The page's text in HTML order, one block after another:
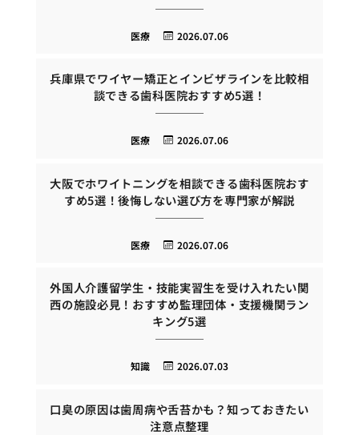
2026.07.06
医療
兵庫県でワイヤー矯正とインビザラインを比較相
談できる歯科医院おすすめ5選！
2026.07.06
医療
大阪でホワイトニングを相談できる歯科医院おす
すめ5選！後悔しない選び方を専門家が解説
2026.07.06
医療
外国人介護留学生・技能実習生を受け入れたい関
西の施設必見！おすすめ監理団体・支援機関ラン
キング5選
2026.07.03
知識
口臭の原因は歯周病や舌苔かも？知っておきたい
注意点整理